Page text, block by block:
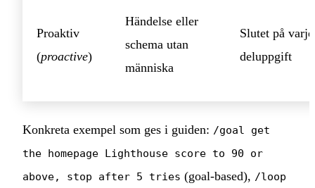
Proaktiv
(proactive)
Händelse eller
schema utan
människa
Slutet på varje
deluppgift
Konkreta exempel som ges i guiden: /goal get
the homepage Lighthouse score to 90 or
above, stop after 5 tries (goal-based), /loop